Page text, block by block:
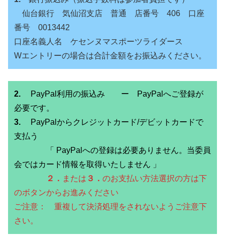
仙台銀行 気仙沼支店 普通 店番号 406 口座
番号 0013442
口座名義人名 ケセンヌマスポーツライダース
Wエントリーの場合は合計金額をお振込みください。
2. PayPal利用の振込み ー PayPalへご登録が
必要です。
3. PayPalからクレジットカード/デビットカードで
支払う
「 PayPalへの登録は必要ありません。当委員
会ではカード情報を取得いたしません 」
２． または ３． のお支払い方法選択の方は下
のボタンからお進みください
ご注意： 重複して決済処理をされないようご注意下
さい。